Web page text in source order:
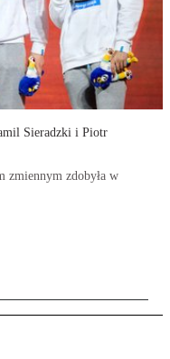
Sieradzki i Piotr
zmiennym zdobyła w